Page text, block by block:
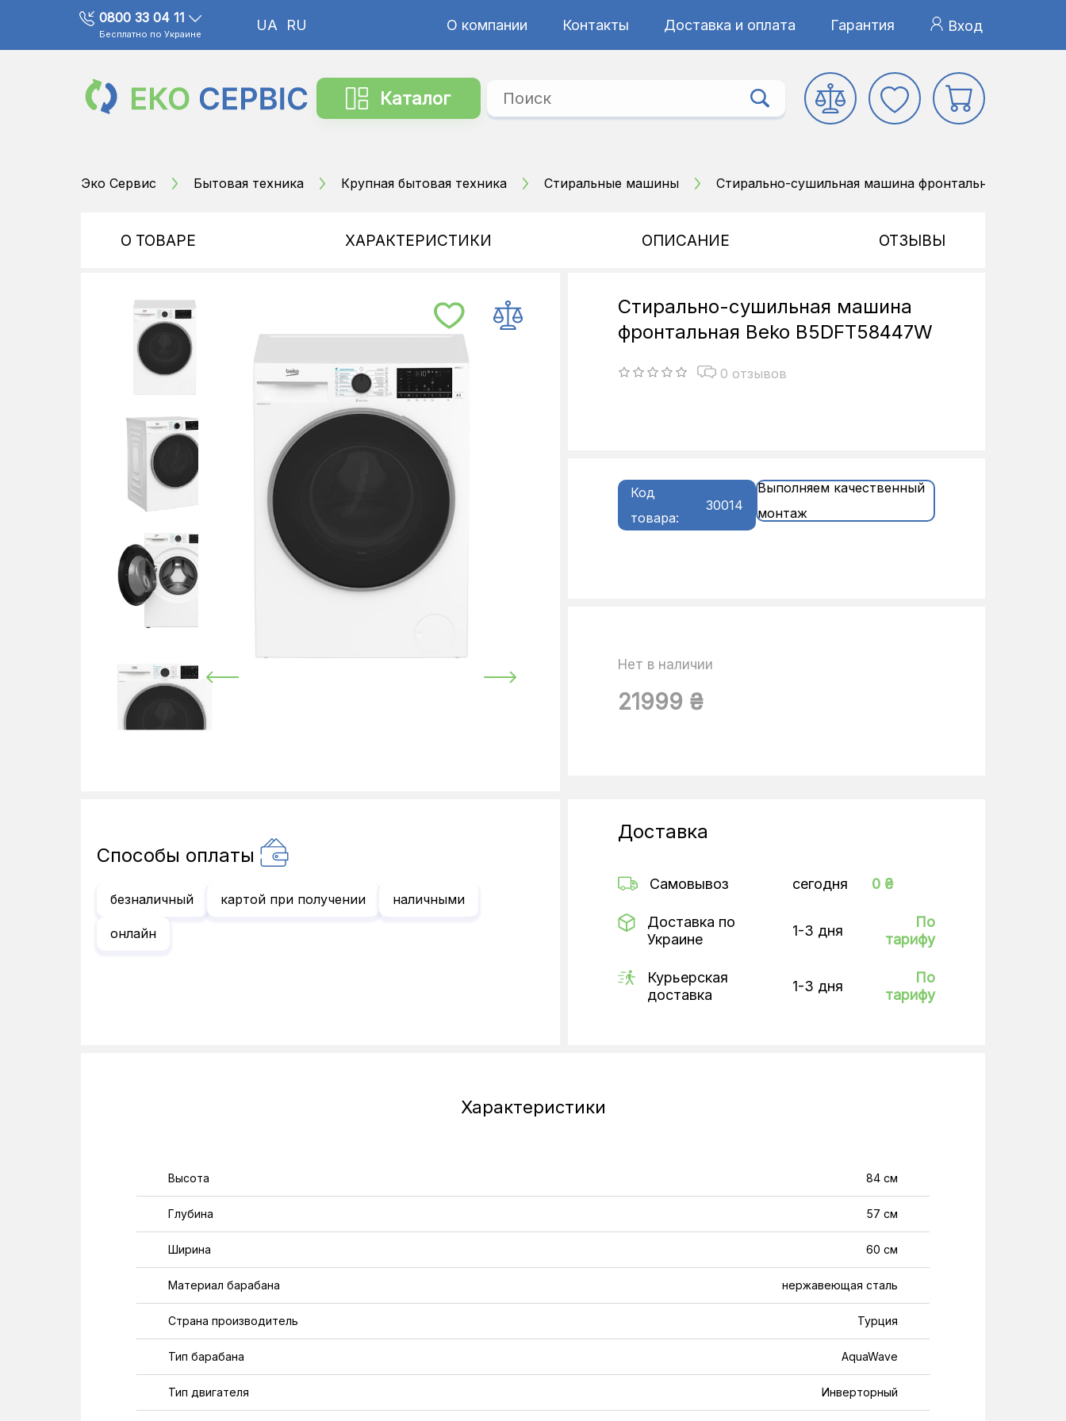
0800 33 04 11
Бесплатно по Украине
UA RU О компании Контакты Доставка и оплата Гарантия Вход
Каталог
Эко Сервис Бытовая техника Крупная бытовая техника Стиральные машины Стирально-сушильная машина фронтальная Beko
О ТОВАРЕ ХАРАКТЕРИСТИКИ ОПИСАНИЕ ОТЗЫВЫ
Способы оплаты
безналичный картой при получении наличными
онлайн
Стирально-сушильная машина
фронтальная Beko B5DFT58447W
0 отзывов
Код
товара:
30014
Выполняем качественный
монтаж
Нет в наличии
21999 ₴
Доставка
Самовывоз сегодня 0 ₴
Доставка по
Украине
1-3 дня
По
тарифу
Курьерская
доставка
1-3 дня
По
тарифу
Характеристики
Высота 84 см
Глубина 57 см
Ширина 60 см
Материал барабана нержавеющая сталь
Страна производитель Турция
Тип барабана AquaWave
Тип двигателя Инверторный